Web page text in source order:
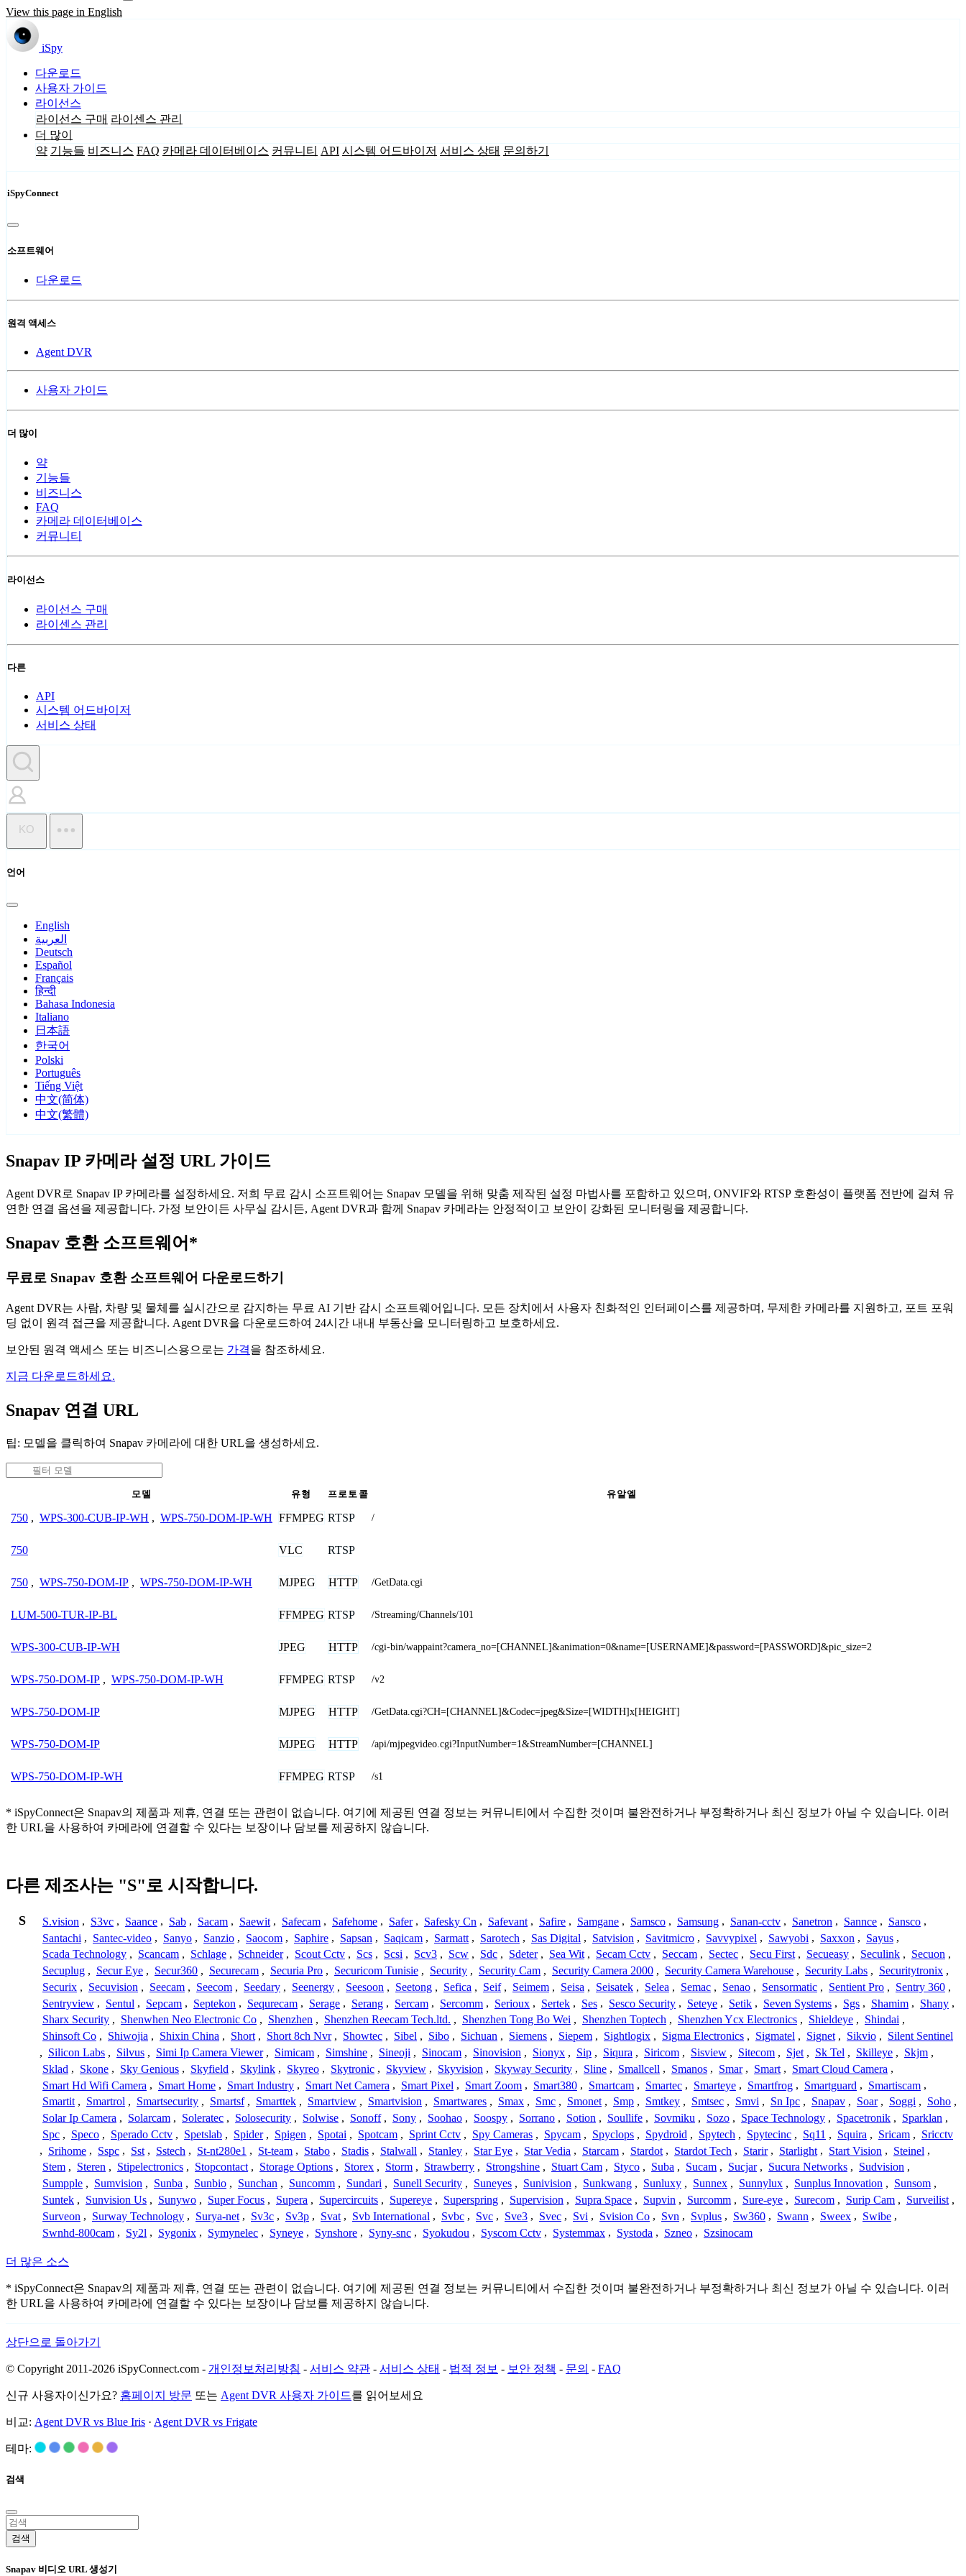
View this page in English
iSpy
다운로드
사용자 가이드
라이선스
라이선스 구매 라이센스 관리
더 많이
약 기능들 비즈니스 FAQ 카메라 데이터베이스 커뮤니티 API 시스템 어드바이저 서비스 상태 문의하기
iSpyConnect
소프트웨어
다운로드
원격 액세스
Agent DVR
사용자 가이드
더 많이
약
기능들
비즈니스
FAQ
카메라 데이터베이스
커뮤니티
라이선스
라이선스 구매
라이센스 관리
다른
API
시스템 어드바이저
서비스 상태
KO
언어
English
العربية
Deutsch
Español
Français
हिन्दी
Bahasa Indonesia
Italiano
日本語
한국어
Polski
Português
Tiếng Việt
中文(简体)
中文(繁體)
Snapav IP 카메라 설정 URL 가이드
Agent DVR로 Snapav IP 카메라를 설정하세요. 저희 무료 감시 소프트웨어는 Snapav 모델을 위해 맞춤 제작된 설정 마법사를 포함하고 있으며, ONVIF와 RTSP 호환성이 플랫폼 전반에 걸쳐 유
연한 연결 옵션을 제공합니다. 가정 보안이든 사무실 감시든, Agent DVR과 함께 Snapav 카메라는 안정적이고 보안이 강화된 모니터링을 제공합니다.
Snapav 호환 소프트웨어*
무료로 Snapav 호환 소프트웨어 다운로드하기
Agent DVR는 사람, 차량 및 물체를 실시간으로 감지하는 무료 AI 기반 감시 소프트웨어입니다. 모든 장치에서 사용자 친화적인 인터페이스를 제공하며, 무제한 카메라를 지원하고, 포트 포워
딩 없이 원격 접근을 제공합니다. Agent DVR을 다운로드하여 24시간 내내 부동산을 모니터링하고 보호하세요.
보안된 원격 액세스 또는 비즈니스용으로는 가격을 참조하세요.
지금 다운로드하세요.
Snapav 연결 URL
팁: 모델을 클릭하여 Snapav 카메라에 대한 URL을 생성하세요.
모델 유형 프로토콜 유알엘
750 , WPS-300-CUB-IP-WH , WPS-750-DOM-IP-WH FFMPEG RTSP /
750 VLC RTSP
750 , WPS-750-DOM-IP , WPS-750-DOM-IP-WH MJPEG HTTP /GetData.cgi
LUM-500-TUR-IP-BL FFMPEG RTSP /Streaming/Channels/101
WPS-300-CUB-IP-WH JPEG HTTP /cgi-bin/wappaint?camera_no=[CHANNEL]&animation=0&name=[USERNAME]&password=[PASSWORD]&pic_size=2
WPS-750-DOM-IP , WPS-750-DOM-IP-WH FFMPEG RTSP /v2
WPS-750-DOM-IP MJPEG HTTP /GetData.cgi?CH=[CHANNEL]&Codec=jpeg&Size=[WIDTH]x[HEIGHT]
WPS-750-DOM-IP MJPEG HTTP /api/mjpegvideo.cgi?InputNumber=1&StreamNumber=[CHANNEL]
WPS-750-DOM-IP-WH FFMPEG RTSP /s1
* iSpyConnect은 Snapav의 제품과 제휴, 연결 또는 관련이 없습니다. 여기에 제공된 연결 정보는 커뮤니티에서 수집한 것이며 불완전하거나 부정확하거나 최신 정보가 아닐 수 있습니다. 이러
한 URL을 사용하여 카메라에 연결할 수 있다는 보장이나 담보를 제공하지 않습니다.
다른 제조사는 "S"로 시작합니다.
S S.vision , S3vc , Saance , Sab , Sacam , Saewit , Safecam , Safehome , Safer , Safesky Cn , Safevant , Safire , Samgane , Samsco , Samsung , Sanan-cctv , Sanetron , Sannce , Sansco ,
Santachi , Santec-video , Sanyo , Sanzio , Saocom , Saphire , Sapsan , Saqicam , Sarmatt , Sarotech , Sas Digital , Satvision , Savitmicro , Savvypixel , Sawyobi , Saxxon , Sayus ,
Scada Technology , Scancam , Schlage , Schneider , Scout Cctv , Scs , Scsi , Scv3 , Scw , Sdc , Sdeter , Sea Wit , Secam Cctv , Seccam , Sectec , Secu First , Secueasy , Seculink , Secuon ,
Secuplug , Secur Eye , Secur360 , Securecam , Securia Pro , Securicom Tunisie , Security , Security Cam , Security Camera 2000 , Security Camera Warehouse , Security Labs , Securitytronix ,
Securix , Secuvision , Seecam , Seecom , Seedary , Seenergy , Seesoon , Seetong , Sefica , Seif , Seimem , Seisa , Seisatek , Selea , Semac , Senao , Sensormatic , Sentient Pro , Sentry 360 ,
Sentryview , Sentul , Sepcam , Septekon , Sequrecam , Serage , Serang , Sercam , Sercomm , Serioux , Sertek , Ses , Sesco Security , Seteye , Setik , Seven Systems , Sgs , Shamim , Shany ,
Sharx Security , Shenwhen Neo Electronic Co , Shenzhen , Shenzhen Reecam Tech.ltd. , Shenzhen Tong Bo Wei , Shenzhen Toptech , Shenzhen Ycx Electronics , Shieldeye , Shindai ,
Shinsoft Co , Shiwojia , Shixin China , Short , Short 8ch Nvr , Showtec , Sibel , Sibo , Sichuan , Siemens , Siepem , Sightlogix , Sigma Electronics , Sigmatel , Signet , Sikvio , Silent Sentinel
, Silicon Labs , Silvus , Simi Ip Camera Viewer , Simicam , Simshine , Sineoji , Sinocam , Sinovision , Sionyx , Sip , Siqura , Siricom , Sisview , Sitecom , Sjet , Sk Tel , Skilleye , Skjm ,
Sklad , Skone , Sky Genious , Skyfield , Skylink , Skyreo , Skytronic , Skyview , Skyvision , Skyway Security , Sline , Smallcell , Smanos , Smar , Smart , Smart Cloud Camera ,
Smart Hd Wifi Camera , Smart Home , Smart Industry , Smart Net Camera , Smart Pixel , Smart Zoom , Smart380 , Smartcam , Smartec , Smarteye , Smartfrog , Smartguard , Smartiscam ,
Smartit , Smartrol , Smartsecurity , Smartsf , Smarttek , Smartview , Smartvision , Smartwares , Smax , Smc , Smonet , Smp , Smtkey , Smtsec , Smvi , Sn Ipc , Snapav , Soar , Soggi , Soho ,
Solar Ip Camera , Solarcam , Soleratec , Solosecurity , Solwise , Sonoff , Sony , Soohao , Soospy , Sorrano , Sotion , Soullife , Sovmiku , Sozo , Space Technology , Spacetronik , Sparklan ,
Spc , Speco , Sperado Cctv , Spetslab , Spider , Spigen , Spotai , Spotcam , Sprint Cctv , Spy Cameras , Spycam , Spyclops , Spydroid , Spytech , Spytecinc , Sq11 , Squira , Sricam , Sricctv
, Srihome , Sspc , Sst , Sstech , St-nt280e1 , St-team , Stabo , Stadis , Stalwall , Stanley , Star Eye , Star Vedia , Starcam , Stardot , Stardot Tech , Starir , Starlight , Start Vision , Steinel ,
Stem , Steren , Stipelectronics , Stopcontact , Storage Options , Storex , Storm , Strawberry , Strongshine , Stuart Cam , Styco , Suba , Sucam , Sucjar , Sucura Networks , Sudvision ,
Sumpple , Sumvision , Sunba , Sunbio , Sunchan , Suncomm , Sundari , Sunell Security , Suneyes , Sunivision , Sunkwang , Sunluxy , Sunnex , Sunnylux , Sunplus Innovation , Sunsom ,
Suntek , Sunvision Us , Sunywo , Super Focus , Supera , Supercircuits , Supereye , Superspring , Supervision , Supra Space , Supvin , Surcomm , Sure-eye , Surecom , Surip Cam , Surveilist ,
Surveon , Surway Technology , Surya-net , Sv3c , Sv3p , Svat , Svb International , Svbc , Svc , Sve3 , Svec , Svi , Svision Co , Svn , Svplus , Sw360 , Swann , Sweex , Swibe ,
Swnhd-800cam , Sy2l , Sygonix , Symynelec , Syneye , Synshore , Syny-snc , Syokudou , Syscom Cctv , Systemmax , Systoda , Szneo , Szsinocam
더 많은 소스
* iSpyConnect은 Snapav의 제품과 제휴, 연결 또는 관련이 없습니다. 여기에 제공된 연결 정보는 커뮤니티에서 수집한 것이며 불완전하거나 부정확하거나 최신 정보가 아닐 수 있습니다. 이러
한 URL을 사용하여 카메라에 연결할 수 있다는 보장이나 담보를 제공하지 않습니다.
상단으로 돌아가기
© Copyright 2011-2026 iSpyConnect.com - 개인정보처리방침 - 서비스 약관 - 서비스 상태 - 법적 정보 - 보안 정책 - 문의 - FAQ
신규 사용자이신가요? 홈페이지 방문 또는 Agent DVR 사용자 가이드를 읽어보세요
비교: Agent DVR vs Blue Iris · Agent DVR vs Frigate
테마:
검색
검색
Snapav 비디오 URL 생성기